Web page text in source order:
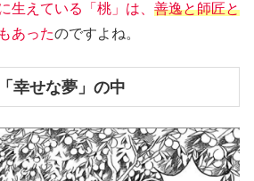
生えている「桃」は、 善逸と師匠と
あったのですよね。
幸せな夢」の中